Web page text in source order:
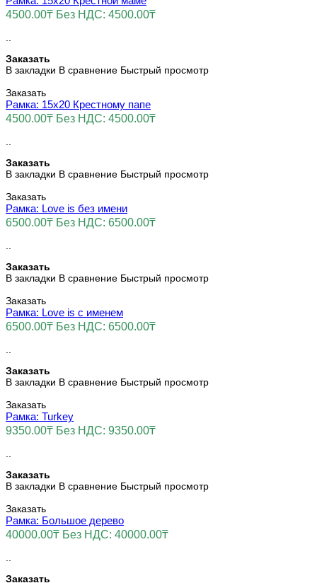
4500.00₸ Без НДС: 4500.00₸
Заказать
В закладки В сравнение Быстрый просмотр
Заказать
Рамка: 15х20 Крестному папе
4500.00₸ Без НДС: 4500.00₸
Заказать
В закладки В сравнение Быстрый просмотр
Заказать
Рамка: Love is без имени
6500.00₸ Без НДС: 6500.00₸
Заказать
В закладки В сравнение Быстрый просмотр
Заказать
Рамка: Love is с именем
6500.00₸ Без НДС: 6500.00₸
Заказать
В закладки В сравнение Быстрый просмотр
Заказать
Рамка: Turkey
9350.00₸ Без НДС: 9350.00₸
Заказать
В закладки В сравнение Быстрый просмотр
Заказать
Рамка: Большое дерево
40000.00₸ Без НДС: 40000.00₸
Заказать